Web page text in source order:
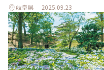
岐阜県 2025.09.23